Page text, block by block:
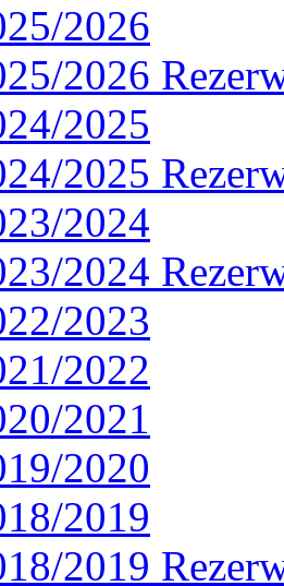
2026
2026
2025
2025
2024
2024
2023
2022
2021
2020
2019
2019